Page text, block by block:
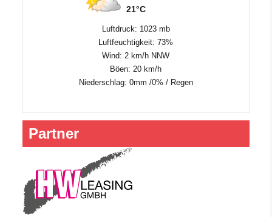
21°C
Luftdruck: 1023 mb
Luftfeuchtigkeit: 73%
Wind: 2 km/h NNW
Böen: 20 km/h
Niederschlag: 0mm /0% / Regen
Partner